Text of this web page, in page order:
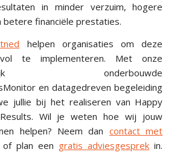
in minder verzuim, hogere
financiële prestaties.
helpen organisaties om deze
te implementeren. Met onze
onderbouwde
en datagedreven begeleiding
jullie bij het realiseren van Happy
Wil je weten hoe wij jouw
helpen? Neem dan contact met
plan een gratis adviesgesprek in.